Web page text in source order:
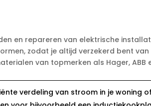
en repareren van elektrische
zodat je altijd verzekerd bent
van topmerken als Hager, ABB
verdeling van stroom in je woning